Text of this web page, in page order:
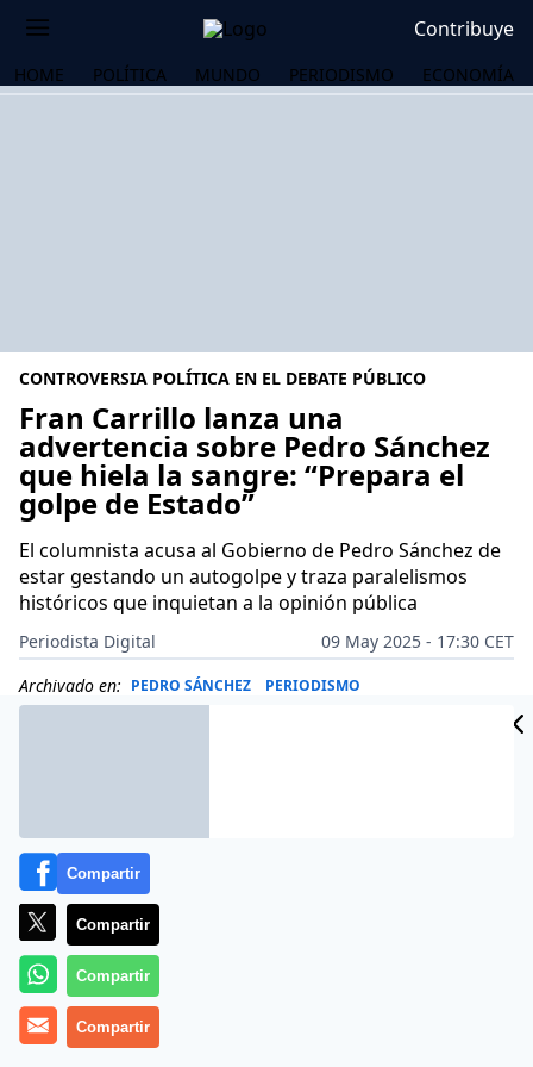
Contribuye
HOME POLÍTICA MUNDO PERIODISMO ECONOMÍA
CONTROVERSIA POLÍTICA EN EL DEBATE PÚBLICO
Fran Carrillo lanza una
advertencia sobre Pedro Sánchez
que hiela la sangre: “Prepara el
golpe de Estado”
El columnista acusa al Gobierno de Pedro Sánchez de
estar gestando un autogolpe y traza paralelismos
históricos que inquietan a la opinión pública
Periodista Digital
09 May 2025 - 17:30 CET
Archivado en: PEDRO SÁNCHEZ PERIODISMO
Compartir
Compartir
Compartir
Compartir